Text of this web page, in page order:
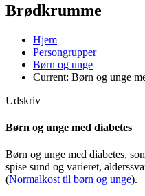
Brødkrumme
Hjem
Persongrupper
Børn og unge
Current: Børn og unge
Udskriv
Børn og unge med diabetes
Børn og unge med diabetes,
spise sund og varieret,
(Normalkost til børn og unge).